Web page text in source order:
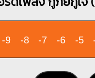
-9 -8 -7 -6 -5